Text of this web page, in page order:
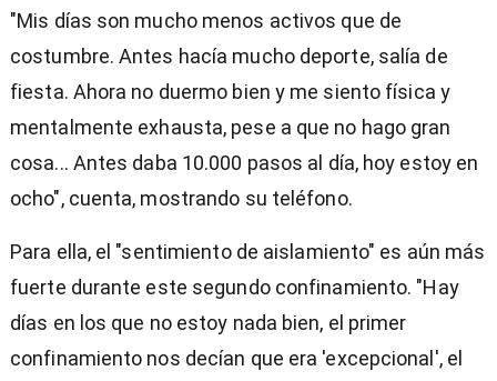
"Mis días son mucho menos activos que de
costumbre. Antes hacía mucho deporte, salía de
fiesta. Ahora no duermo bien y me siento física y
mentalmente exhausta, pese a que no hago gran
cosa... Antes daba 10.000 pasos al día, hoy estoy en
ocho", cuenta, mostrando su teléfono.
Para ella, el "sentimiento de aislamiento" es aún más
fuerte durante este segundo confinamiento. "Hay
días en los que no estoy nada bien, el primer
confinamiento nos decían que era 'excepcional', el